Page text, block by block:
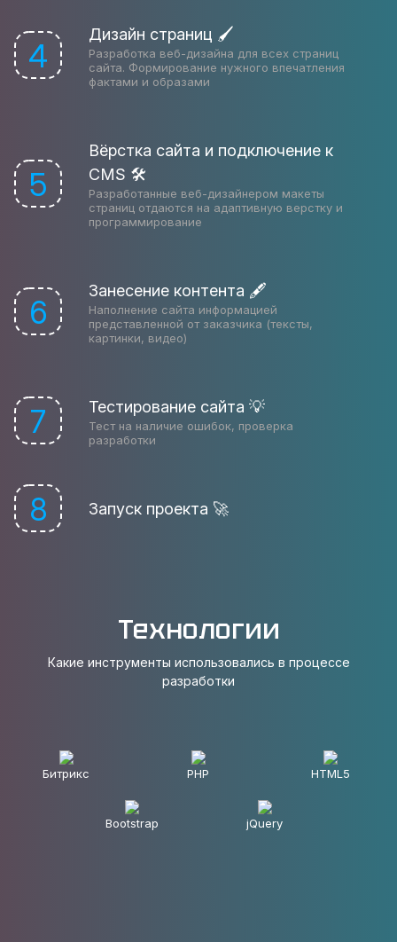
4
Дизайн страниц 🖌
Разработка веб-дизайна для всех страниц
сайта. Формирование нужного впечатления
фактами и образами
5
Вёрстка сайта и подключение к
CMS 🛠
Разработанные веб-дизайнером макеты
страниц отдаются на адаптивную верстку и
программирование
6
Занесение контента 🖋
Наполнение сайта информацией
представленной от заказчика (тексты,
картинки, видео)
7 Тестирование сайта 💡
Тест на наличие ошибок, проверка
разработки
8 Запуск проекта 🚀
Технологии
Какие инструменты использовались в процессе
разработки
Битрикс PHP HTML5
Bootstrap jQuery